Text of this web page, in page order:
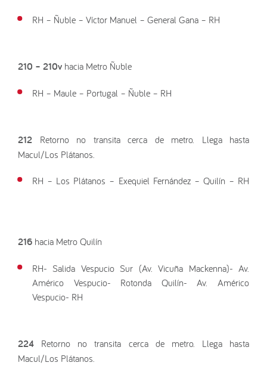
RH – Ñuble – Víctor Manuel – General Gana – RH
210 – 210v hacia Metro Ñuble
RH – Maule – Portugal – Ñuble – RH
212 Retorno no transita cerca de metro. Llega hasta
Macul/Los Plátanos.
RH – Los Plátanos – Exequiel Fernández – Quilín – RH
216 hacia Metro Quilín
RH- Salida Vespucio Sur (Av. Vicuña Mackenna)- Av.
Américo Vespucio- Rotonda Quilín- Av. Américo
Vespucio- RH
224 Retorno no transita cerca de metro. Llega hasta
Macul/Los Plátanos.